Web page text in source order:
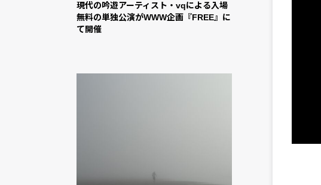
現代の吟遊アーティスト・vqによる入場
無料の単独公演がWWW企画『FREE』に
て開催